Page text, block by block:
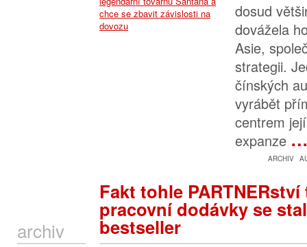
dosud
dovážela
Asie,
strategii.
čínských
vyrábět
centrem
expanze
ARCHIV
Fakt tohle
pracovní dodávky se
bestseller
archiv